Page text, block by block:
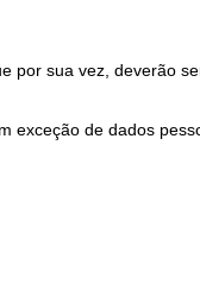
por sua vez, deverão
exceção de dados